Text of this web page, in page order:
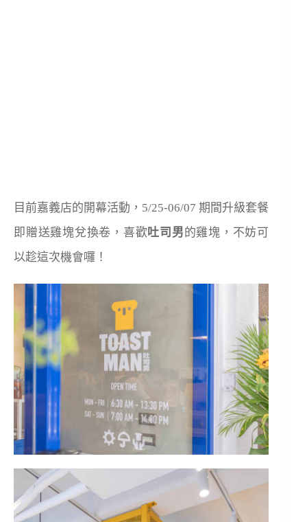
目前嘉義店的開幕活動，5/25-06/07 期間升級套餐
即贈送雞塊兌換卷，喜歡吐司男 的雞塊，不妨可
以趁這次機會囉！